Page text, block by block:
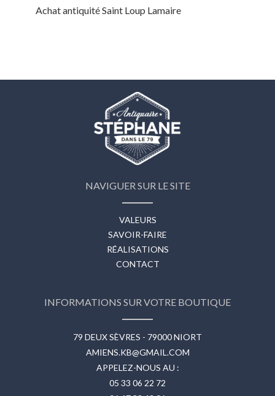
Achat antiquité Saint Loup Lamaire
NAVIGUER SUR LE SITE
VALEURS
SAVOIR-FAIRE
RÉALISATIONS
CONTACT
INFORMATIONS SUR VOTRE BOUTIQUE
79 DEUX SÈVRES - 79000 NIORT
AMIENS.KB@GMAIL.COM
APPELEZ-NOUS AU :
05 33 06 22 72